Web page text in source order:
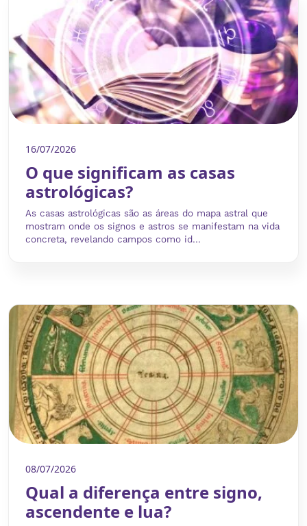
16/07/2026
O que significam as casas
astrológicas?
As casas astrológicas são as áreas do mapa astral que
mostram onde os signos e astros se manifestam na vida
concreta, revelando campos como id...
08/07/2026
Qual a diferença entre signo,
ascendente e lua?